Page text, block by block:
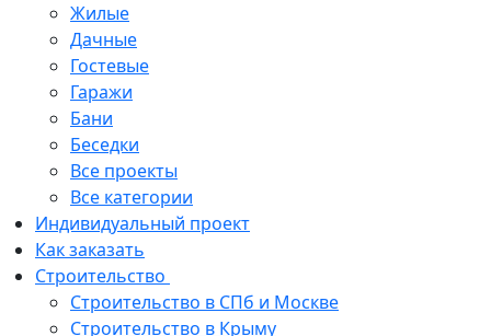
Жилые
Дачные
Гостевые
Гаражи
Бани
Беседки
Все проекты
Все категории
Индивидуальный проект
Как заказать
Строительство
Строительство в СПб и Москве
Строительство в Крыму